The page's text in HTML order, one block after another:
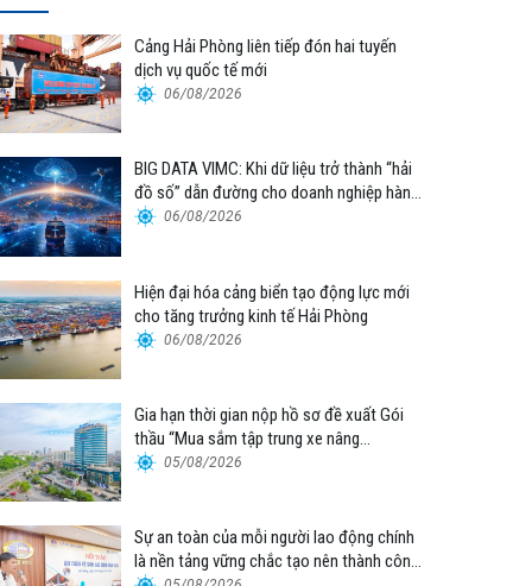
Cảng Hải Phòng liên tiếp đón hai tuyến
dịch vụ quốc tế mới
06/08/2026
BIG DATA VIMC: Khi dữ liệu trở thành “hải
đồ số” dẫn đường cho doanh nghiệp hàng
hải 06/08/2026
Hiện đại hóa cảng biển tạo động lực mới
cho tăng trưởng kinh tế Hải Phòng
06/08/2026
Gia hạn thời gian nộp hồ sơ đề xuất Gói
thầu “Mua sắm tập trung xe nâng
container thuộc Tổng công ty Hàng hải
05/08/2026
Sự an toàn của mỗi người lao động chính
là nền tảng vững chắc tạo nên thành công